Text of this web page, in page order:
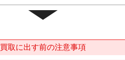
買取に出す前の注意事項